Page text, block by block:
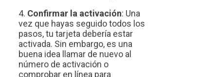
4. Confirmar la activación: Una
vez que hayas seguido todos los
pasos, tu tarjeta debería estar
activada. Sin embargo, es una
buena idea llamar de nuevo al
número de activación o
comprobar en línea para